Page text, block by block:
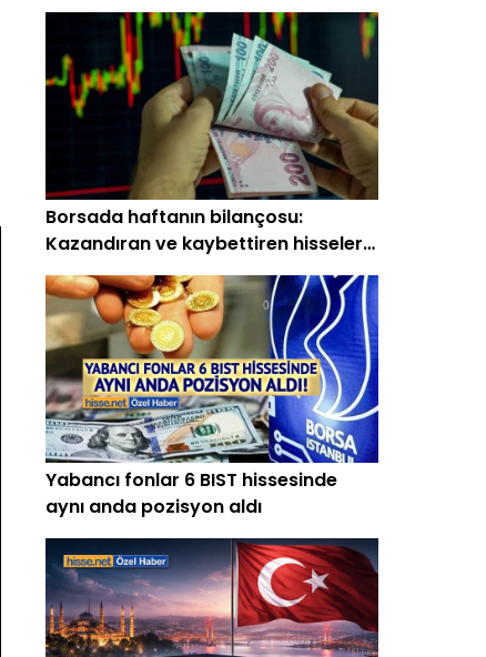
Borsada haftanın bilançosu:
Kazandıran ve kaybettiren hisseler
(15-19 Haziran)
Yabancı fonlar 6 BIST hissesinde
aynı anda pozisyon aldı